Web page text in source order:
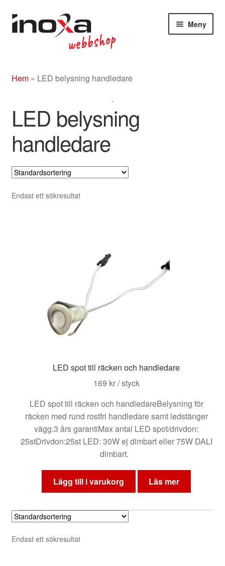
Hoppa
till
Hoppa
till
Meny
Om
Glasdörrar
Kompletta ledstänger
Hem» LED belysning handledare
LED belysning
handledare
Endast ett sökresultat
LED spot till räcken och handledare
169 kr/ styck
LED spot till räcken och handledareBelysning för
räcken med rund rostfri handledare samt ledstänger
vägg.3 års garantiMax antal LED spot/drivdon:
25stDrivdon:25st LED: 30W ej dimbart eller 75W DALI
dimbart.
Lägg till i varukorg Läs mer
Endast ett sökresultat
.